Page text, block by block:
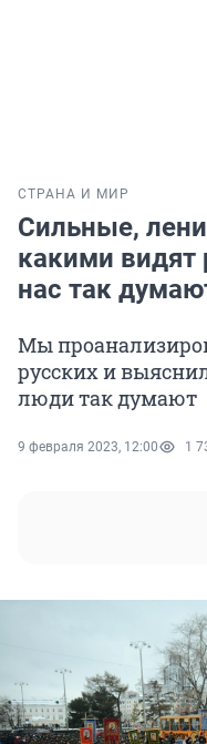
СТРАНА И МИР
Сильные,
какими видят
нас так
Мы
русских и
люди так думают
9 февраля 2023, 12:00 1